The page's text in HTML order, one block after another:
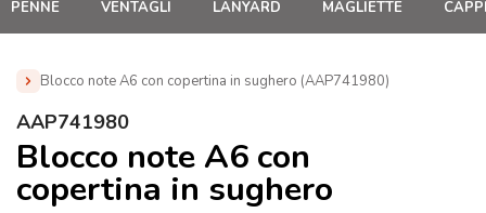
PENNE VENTAGLI LANYARD MAGLIETTE
Blocco note A6 con copertina in sughero (AAP741980)
Home » Blocchi appunti Personalizzati
(AAP741980)
AAP741980
Blocco note A6 con
copertina in sughero